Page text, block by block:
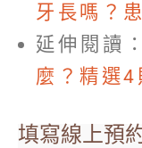
牙長嗎？
延伸閱讀：
麼？精選
填寫線上預